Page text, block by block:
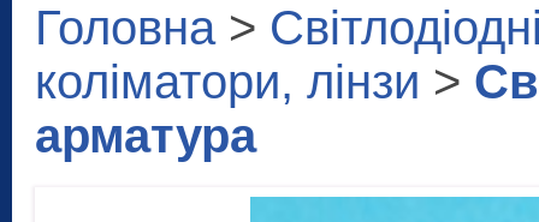
Головна>
коліматори, лінзи >
арматура